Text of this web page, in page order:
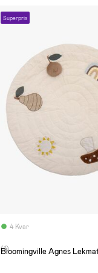
Superpris
4 Kvar
(1)
Bloomingville Agnes